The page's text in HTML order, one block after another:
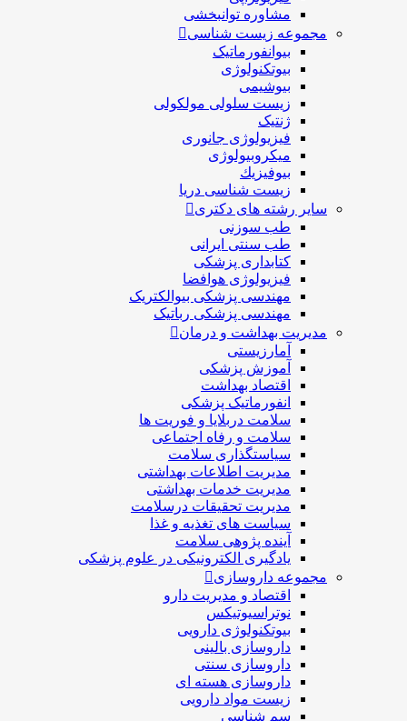
مشاوره توانبخشی
مجموعه زیست شناسی
بیوانفورماتیک
بیوتکنولوژی
بیوشیمی
زیست سلولی مولکولی
ژنتیک
فیزیولوژی جانوری
میکروبیولوژی
بيوفيزيك
زیست شناسی دریا
سایر رشته های دکتری
طب سوزنی
طب سنتی ایرانی
کتابداری پزشکی
فیزیولوژی هوافضا
مهندسی پزشکی بیوالکتریک
مهندسی پزشکی رباتیک
مدیریت بهداشت و درمان
آمارزیستی
آموزش پزشکی
اقتصاد بهداشت
انفورماتیک پزشکی
سلامت دربلايا و فوريت ها
سلامت و رفاه اجتماعی
سیاستگذاری سلامت
مدیریت اطلاعات بهداشتی
مدیریت خدمات بهداشتی
مدیریت تحقیقات درسلامت
سیاست های تغذیه و غذا
آینده پژوهی سلامت
یادگیری الکترونیکی در علوم پزشکی
مجموعه داروسازی
اقتصاد و مديريت دارو
نوتراسیوتیکس
بيوتكنولوژی دارویی
داروسازی بالينی
داروسازی سنتی
داروسازی هسته ای
زیست مواد دارویی
سم شناسی